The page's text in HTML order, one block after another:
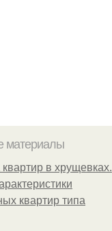
материалы
в хрущевках.
квартир типа